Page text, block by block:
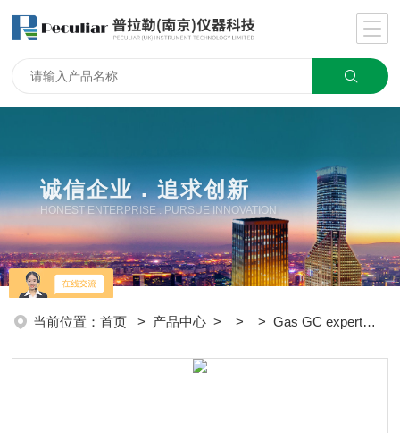
诚信企业 . 追求创新
HONEST ENTERPRISE . PURSUE INNOVATION
当前位置：首页 > 产品中心 > > > Gas GC expert氮气发生器价格